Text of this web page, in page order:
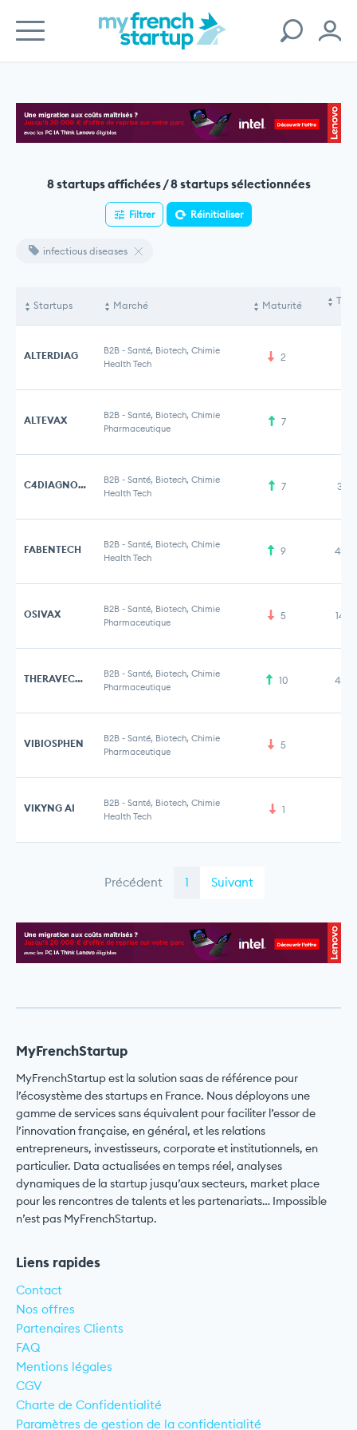
8 startups affichées / 8 startups sélectionnées
Filtrer Réinitialiser
infectious diseases
Startups Marché Maturité
ALTERDIAG B2B - Santé, Biotech, Chimie
Health Tech
2
ALTEVAX B2B - Santé, Biotech, Chimie
Pharmaceutique
7
C4DIAGNOSTICS B2B - Santé, Biotech, Chimie
Health Tech
7
FABENTECH B2B - Santé, Biotech, Chimie
Health Tech
9
OSIVAX B2B - Santé, Biotech, Chimie
Pharmaceutique
5
THERAVECTYS B2B - Santé, Biotech, Chimie
Pharmaceutique
10
VIBIOSPHEN B2B - Santé, Biotech, Chimie
Pharmaceutique
5
VIKYNG AI B2B - Santé, Biotech, Chimie
Health Tech
1
Précédent 1 Suivant
MyFrenchStartup
MyFrenchStartup est la solution saas de référence pour
l’écosystème des startups en France. Nous déployons une
gamme de services sans équivalent pour faciliter l’essor de
l’innovation française, en général, et les relations
entrepreneurs, investisseurs, corporate et institutionnels, en
particulier. Data actualisées en temps réel, analyses
dynamiques de la startup jusqu’aux secteurs, market place
pour les rencontres de talents et les partenariats… Impossible
n’est pas MyFrenchStartup.
Liens rapides
Contact
Nos offres
Partenaires Clients
FAQ
Mentions légales
CGV
Charte de Confidentialité
Paramètres de gestion de la confidentialité